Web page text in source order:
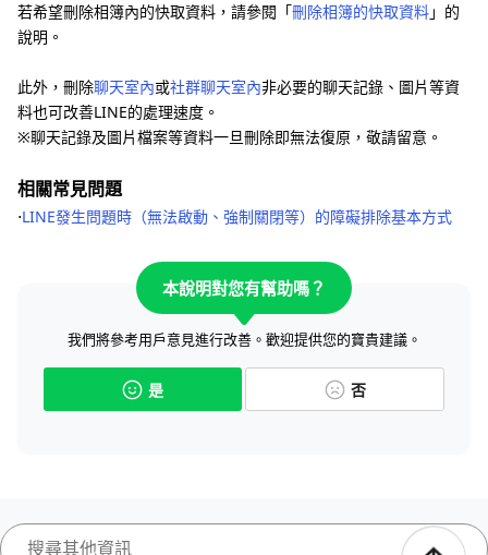
若希望刪除相簿內的快取資料，請參閱「刪除相簿的快取資料」的
說明。
此外，刪除聊天室內或社群聊天室內非必要的聊天記錄、圖片等資
料也可改善LINE的處理速度。
※聊天記錄及圖片檔案等資料一旦刪除即無法復原，敬請留意。
相關常見問題
⋅LINE發生問題時（無法啟動、強制關閉等）的障礙排除基本方式
本說明對您有幫助嗎？
我們將參考用戶意見進行改善。歡迎提供您的寶貴建議。
是 否